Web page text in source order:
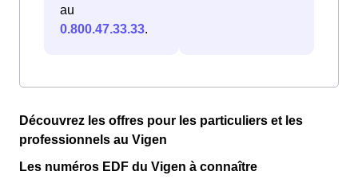
au
0.800.47.33.33.
Découvrez les offres pour les particuliers et les
professionnels au Vigen
Les numéros EDF du Vigen à connaître